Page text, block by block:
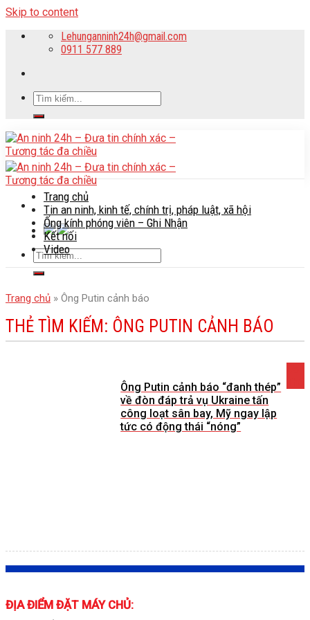
Skip to content
Lehunganninh24h@gmail.com
0911 577 889
Trang chủ
Tin an ninh, kinh tế, chính trị, pháp luật, xã hội
Ống kính phóng viên – Ghi Nhận
Kết nối
Video
Trang chủ » Ông Putin cảnh báo
THẺ TÌM KIẾM: ÔNG PUTIN CẢNH BÁO
Ông Putin cảnh báo “đanh thép”
về đòn đáp trả vụ Ukraine tấn
công loạt sân bay, Mỹ ngay lập
tức có động thái “nóng”
ĐỊA ĐIỂM ĐẶT MÁY CHỦ: